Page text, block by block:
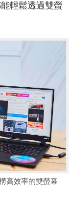
輕鬆透過雙螢
高效率的雙螢幕